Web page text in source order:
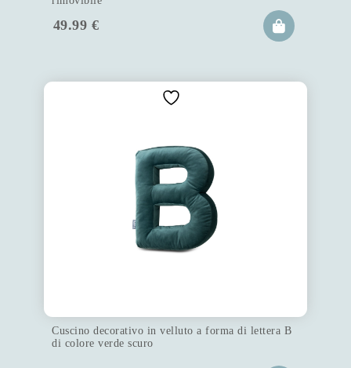
49.99 €
Cuscino decorativo in velluto a forma di lettera B
di colore verde scuro